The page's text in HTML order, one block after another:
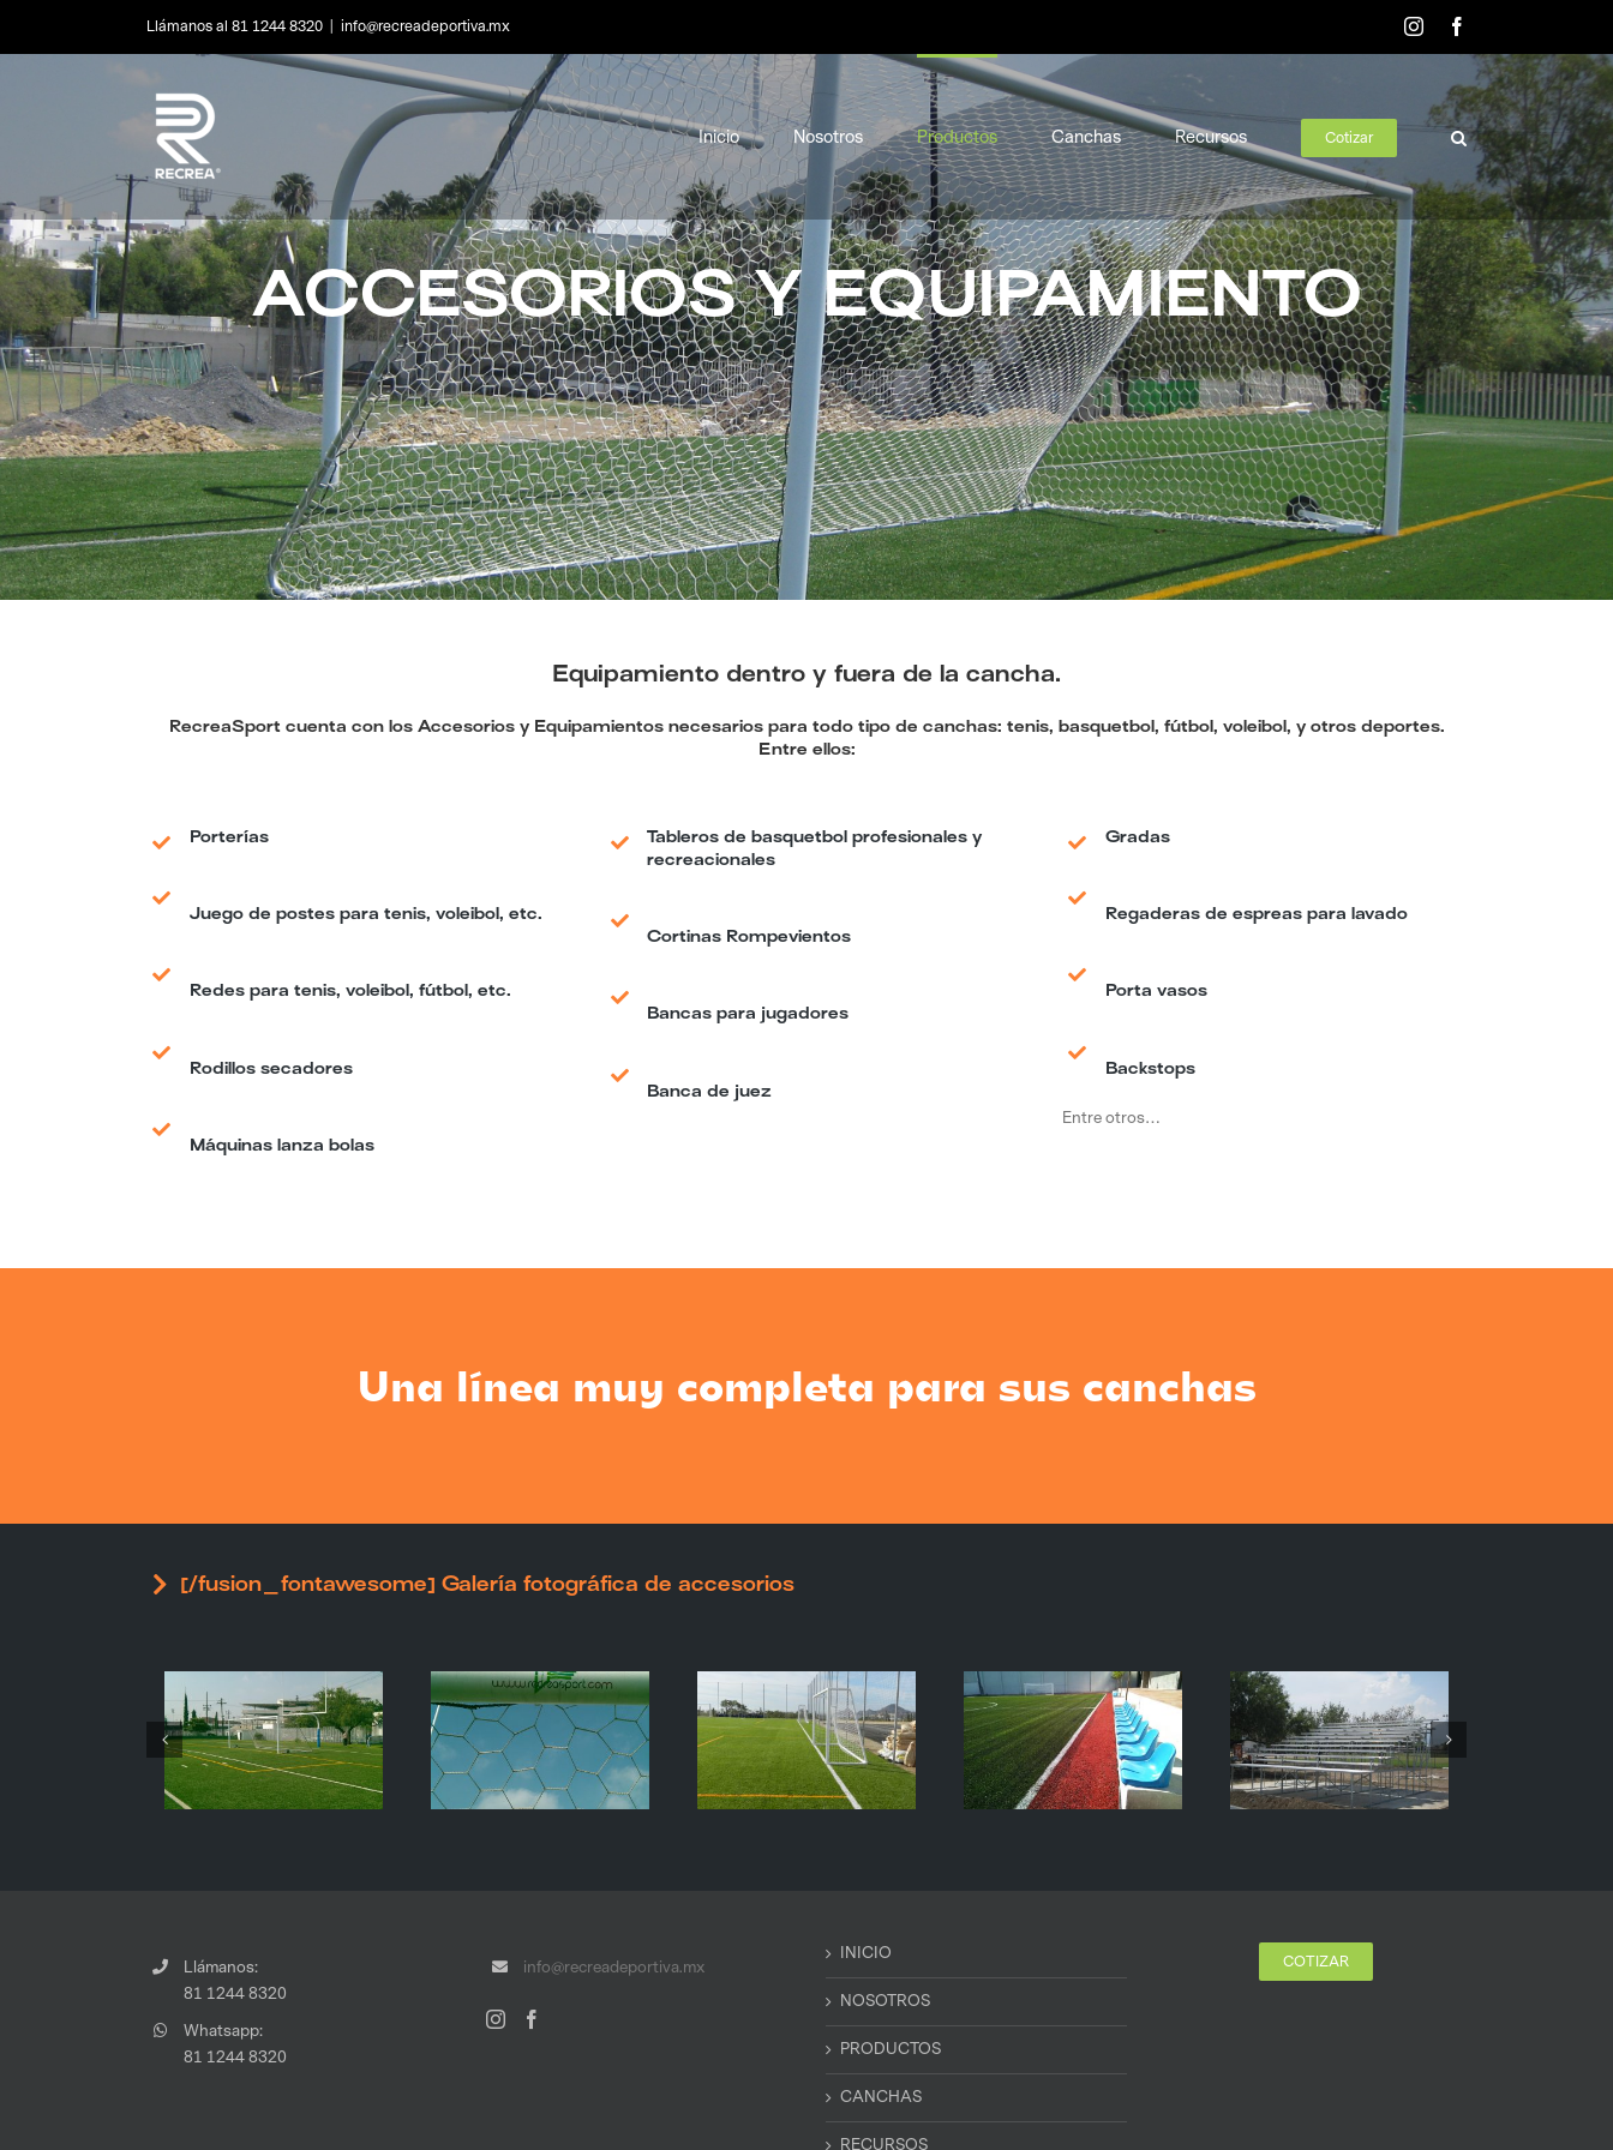
content
Llámanos al 81 1244 8320 info@recreadeportiva.mx Instagram
Inicio Nosotros Productos Canchas Recursos Cotizar
ACCESORIOS Y EQUIPAMIENTO
Equipamiento dentro y fuera de la cancha.
RecreaSport cuenta con los Accesorios y Equipamientos necesarios para todo tipo de canchas: tenis, basquetbol, fútbol, voleibol, y otros deportes.
Entre ellos:
Porterías
Juego de postes para tenis, voleibol, etc.
Redes para tenis, voleibol, fútbol, etc.
Rodillos secadores
Máquinas lanza bolas
Tableros de basquetbol profesionales y
recreacionales
Cortinas Rompevientos
Bancas para jugadores
Banca de juez
Gradas
Regaderas de espreas para lavado
Porta vasos
Backstops
Entre otros…
Una línea muy completa para sus canchas
[/fusion_fontawesome] Galería fotográfica de accesorios
Llámanos:
81 1244 8320
Whatsapp:
81 1244 8320
info@recreadeportiva.mx
INICIO
NOSOTROS
PRODUCTOS
CANCHAS
RECURSOS
COTIZAR